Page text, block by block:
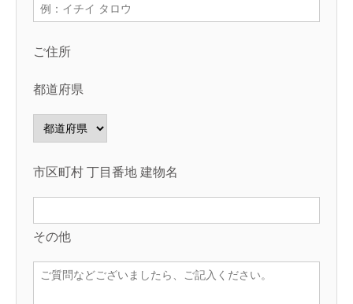
ご住所
都道府県
市区町村 丁目番地 建物名
その他